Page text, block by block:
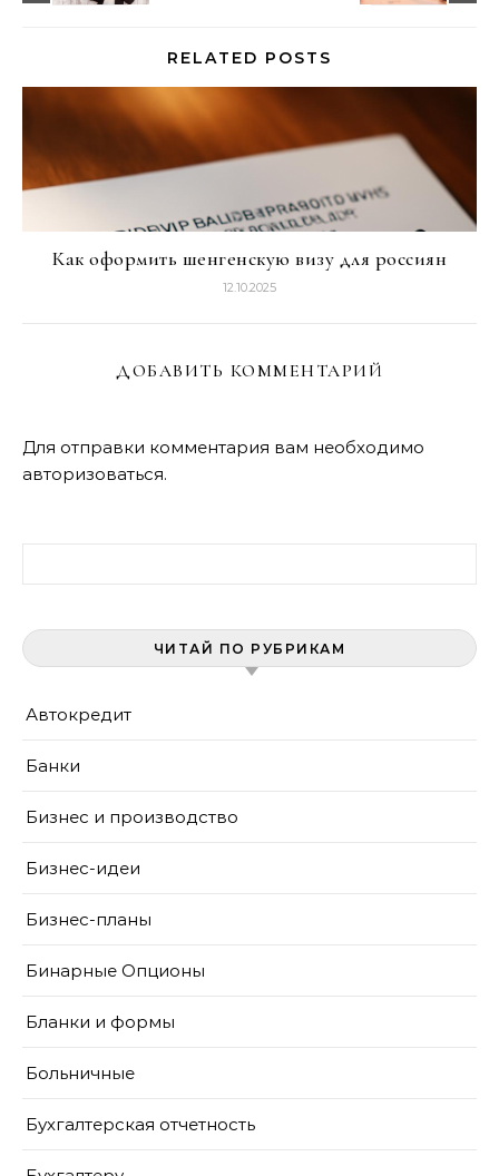
RELATED POSTS
Как оформить шенгенскую визу для россиян
12.10.2025
ДОБАВИТЬ КОММЕНТАРИЙ
Для отправки комментария вам необходимо
авторизоваться.
ЧИТАЙ ПО РУБРИКАМ
Автокредит
Банки
Бизнес и производство
Бизнес-идеи
Бизнес-планы
Бинарные Опционы
Бланки и формы
Больничные
Бухгалтерская отчетность